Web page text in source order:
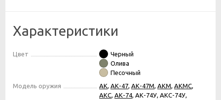
Характеристики
Цвет
Черный
Олива
Песочный
Модель оружия
АК, АК-47, АК-47М, АКМ, АКМС,
АКС, АК-74, АК-74У, АКС-74У,